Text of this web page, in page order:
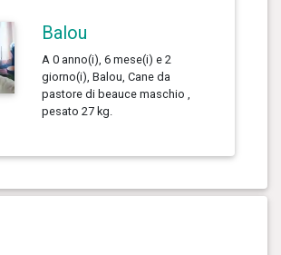
Balou
A 0 anno(i), 6 mese(i) e 2
giorno(i), Balou, Cane da
pastore di beauce maschio ,
pesato 27 kg.